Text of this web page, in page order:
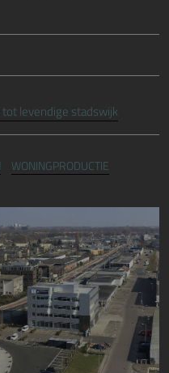
levendige stadswijk
WONINGPRODUCTIE